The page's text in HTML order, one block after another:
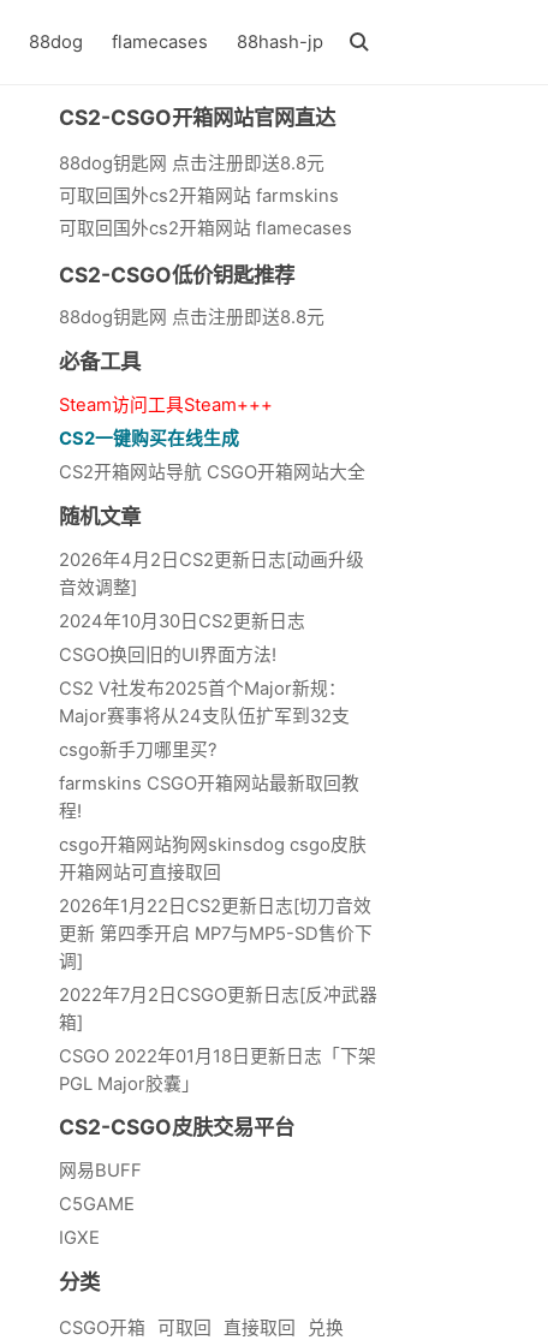
88dog flamecases 88hash-jp
CS2-CSGO开箱网站官网直达
88dog钥匙网 点击注册即送8.8元
可取回国外cs2开箱网站 farmskins
可取回国外cs2开箱网站 flamecases
CS2-CSGO低价钥匙推荐
88dog钥匙网 点击注册即送8.8元
必备工具
Steam访问工具Steam+++
CS2一键购买在线生成
CS2开箱网站导航 CSGO开箱网站大全
随机文章
2026年4月2日CS2更新日志[动画升级
音效调整]
2024年10月30日CS2更新日志
CSGO换回旧的UI界面方法!
CS2 V社发布2025首个Major新规：
Major赛事将从24支队伍扩军到32支
csgo新手刀哪里买?
farmskins CSGO开箱网站最新取回教
程!
csgo开箱网站狗网skinsdog csgo皮肤
开箱网站可直接取回
2026年1月22日CS2更新日志[切刀音效
更新 第四季开启 MP7与MP5-SD售价下
调]
2022年7月2日CSGO更新日志[反冲武器
箱]
CSGO 2022年01月18日更新日志「下架
PGL Major胶囊」
CS2-CSGO皮肤交易平台
网易BUFF
C5GAME
IGXE
分类
CSGO开箱 可取回 直接取回
兑换